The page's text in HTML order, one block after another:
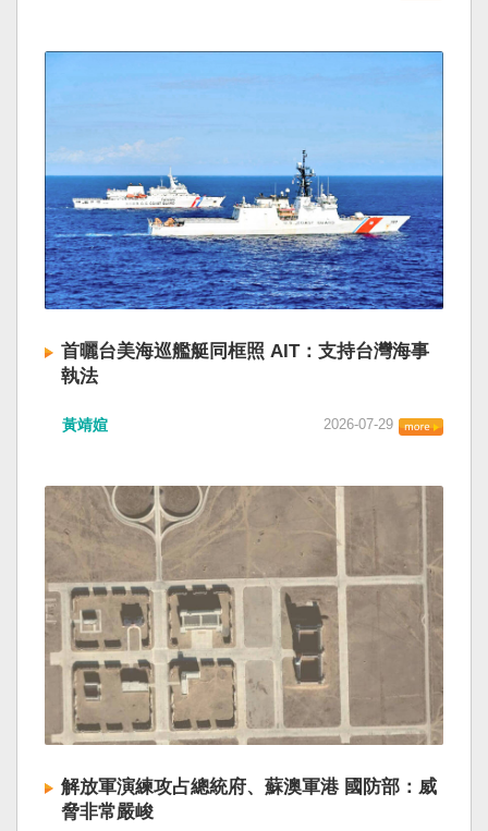
首曬台美海巡艦艇同框照 AIT：支持台灣海事
執法
黃靖媗 2026-07-29
解放軍演練攻占總統府、蘇澳軍港 國防部：威
脅非常嚴峻